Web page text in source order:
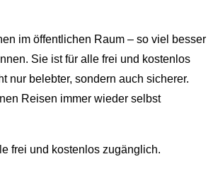
im öffentlichen Raum – so viel besser
Sie ist für alle frei und kostenlos
nur belebter, sondern auch sicherer.
Reisen immer wieder selbst
frei und kostenlos zugänglich.